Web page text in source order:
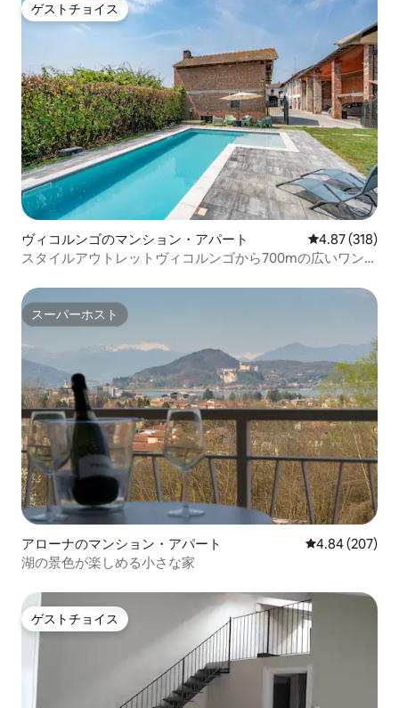
ゲストチョイス
ゲストチョイス
ヴィコルンゴのマンション・アパート レビュー318
4.87 (318)
スタイルアウトレットヴィコルンゴから700mの広いワンル
スーパーホスト
スーパーホスト
アローナのマンション・アパート レビュー207
4.84 (207)
湖の景色が楽しめる小さな家
ゲストチョイス
ゲストチョイス